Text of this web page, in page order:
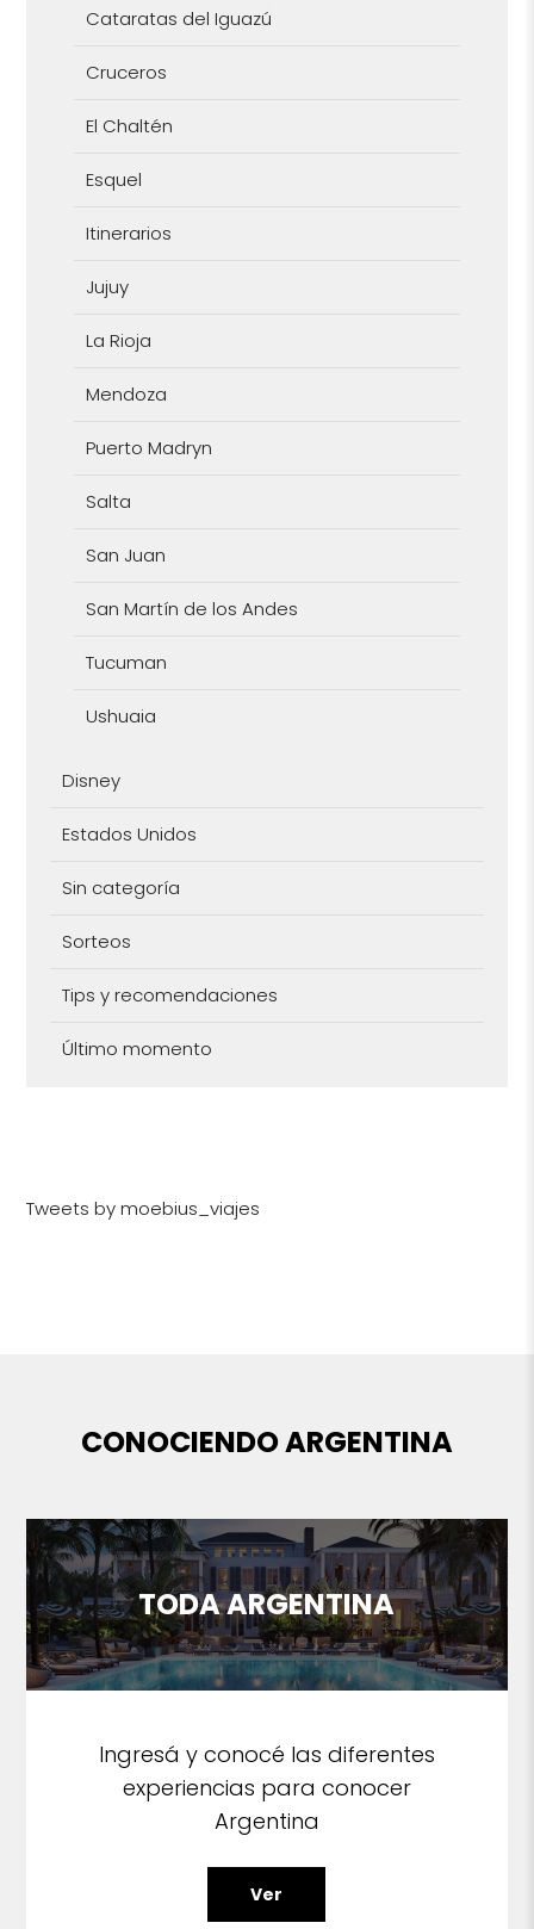
Cataratas del Iguazú
Cruceros
El Chaltén
Esquel
Itinerarios
Jujuy
La Rioja
Mendoza
Puerto Madryn
Salta
San Juan
San Martín de los Andes
Tucuman
Ushuaia
Disney
Estados Unidos
Sin categoría
Sorteos
Tips y recomendaciones
Último momento
Tweets by moebius_viajes
CONOCIENDO ARGENTINA
TODA ARGENTINA
Ingresá y conocé las diferentes
experiencias para conocer
Argentina
Ver